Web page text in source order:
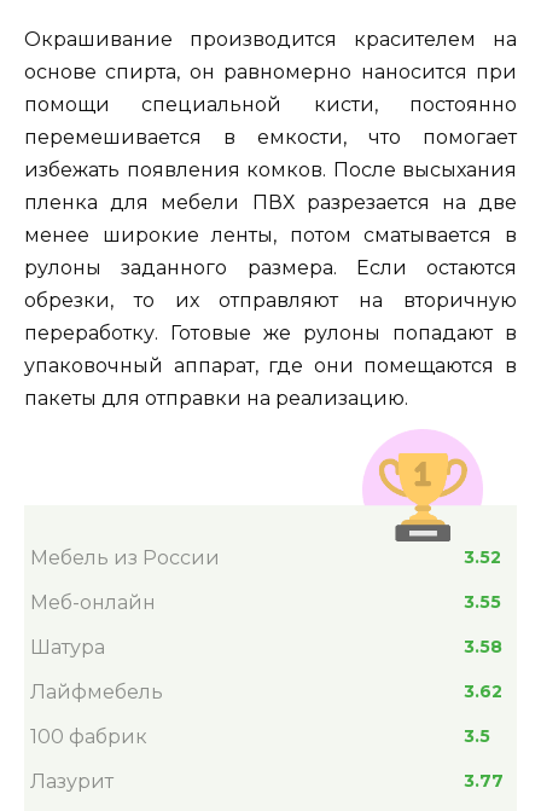
Окрашивание производится красителем на
основе спирта, он равномерно наносится при
помощи специальной кисти, постоянно
перемешивается в емкости, что помогает
избежать появления комков. После высыхания
пленка для мебели ПВХ разрезается на две
менее широкие ленты, потом сматывается в
рулоны заданного размера. Если остаются
обрезки, то их отправляют на вторичную
переработку. Готовые же рулоны попадают в
упаковочный аппарат, где они помещаются в
пакеты для отправки на реализацию.
Мебель из России 3.52
Меб-онлайн 3.55
Шатура 3.58
Лайфмебель 3.62
100 фабрик 3.5
Лазурит 3.77